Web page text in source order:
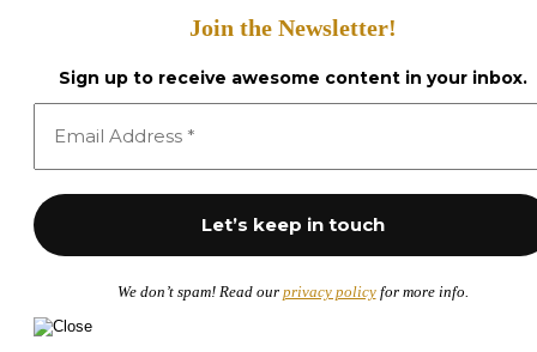
Join the Newsletter!
Sign up to receive awesome content in your inbox.
We don’t spam! Read our privacy policyfor more info.